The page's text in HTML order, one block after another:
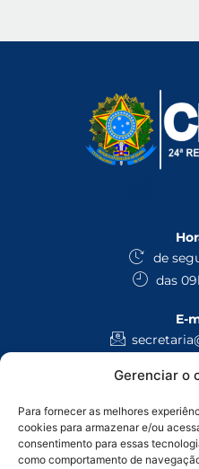
Gerenciar o
Para fornecer as melhores
cookies para armazenar e/ou
consentimento para essas
como comportamento de
de
das
E-
Administrativo